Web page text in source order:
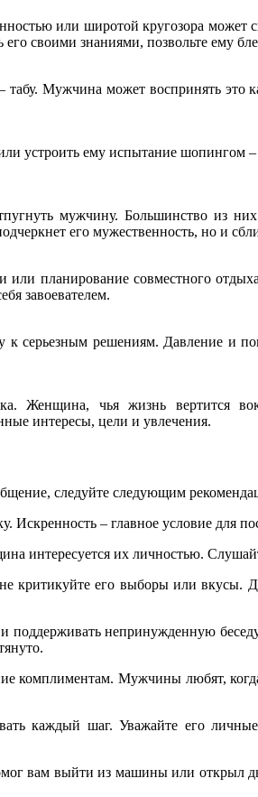
или широтой кругозора
своими знаниями, позвольте ему
Мужчина может воспринять это
устроить ему испытание
мужчину. Большинство из
его мужественность, но и
или планирование совместного
завоевателем.
к серьезным решениям. Давление и
Женщина, чья жизнь вертится
интересы, цели и увлечения.
следуйте следующим
Искренность – главное условие для
интересуется их личностью.
критикуйте его выборы или вкусы.
поддерживать непринужденную
комплиментам. Мужчины любят,
каждый шаг. Уважайте его
вам выйти из машины или открыл